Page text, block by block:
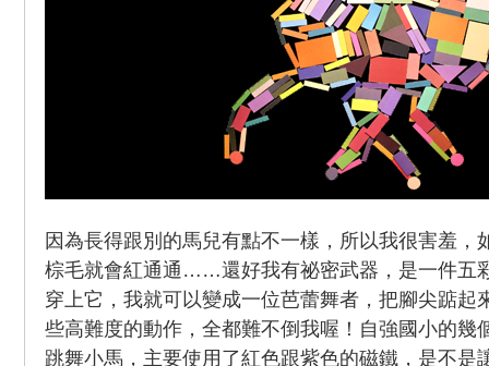
因為長得跟別的馬兒有點不一樣，所以我很害羞，
棕毛就會紅通通……還好我有祕密武器，是一件五
穿上它，我就可以變成一位芭蕾舞者，把腳尖踮起
些高難度的動作，全都難不倒我喔！自強國小的幾
跳舞小馬，主要使用了紅色跟紫色的磁鐵，是不是